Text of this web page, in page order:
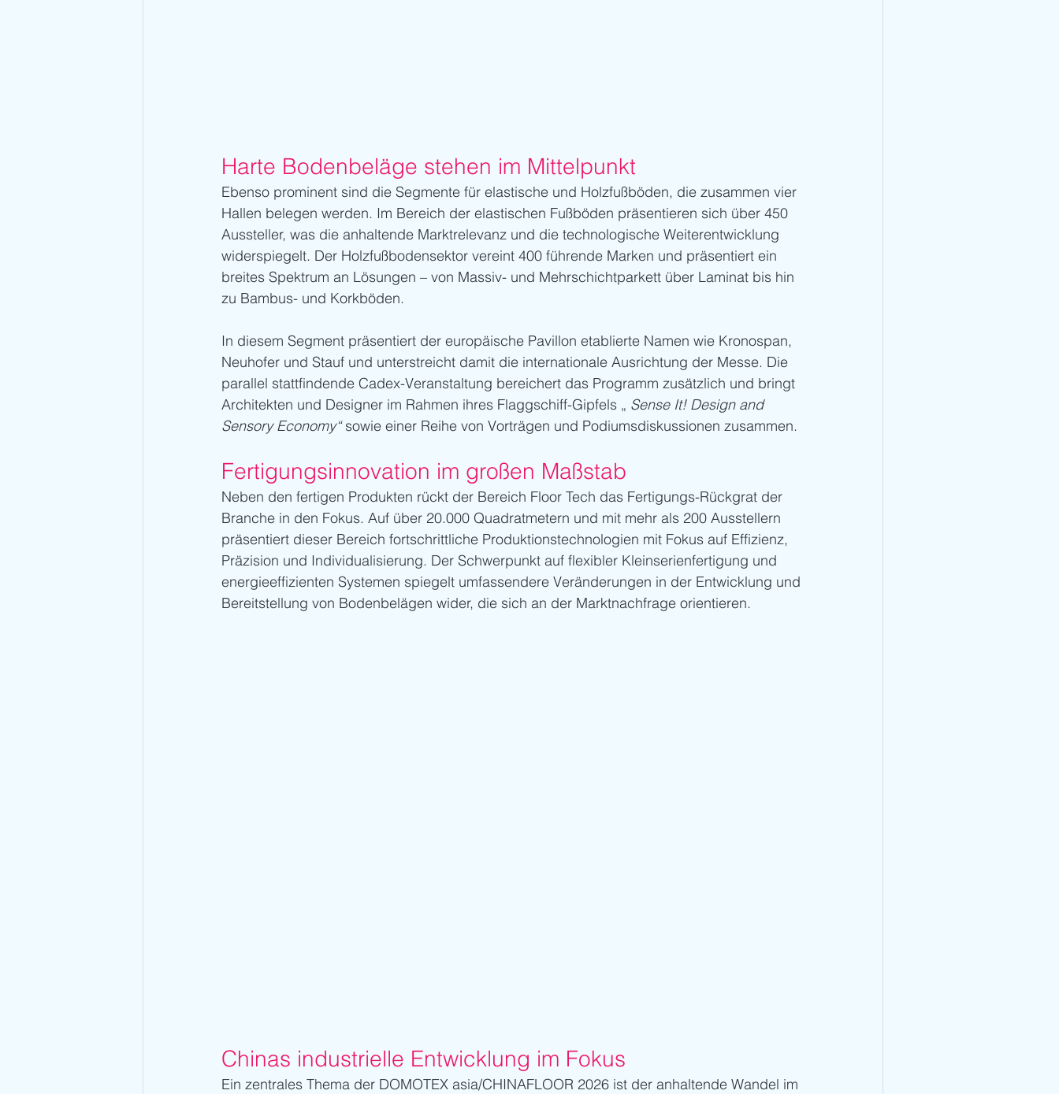
Harte Bodenbeläge stehen im Mittelpunkt
Ebenso prominent sind die Segmente für elastische und Holzfußböden, die zusammen vier
Hallen belegen werden. Im Bereich der elastischen Fußböden präsentieren sich über 450
Aussteller, was die anhaltende Marktrelevanz und die technologische Weiterentwicklung
widerspiegelt. Der Holzfußbodensektor vereint 400 führende Marken und präsentiert ein
breites Spektrum an Lösungen – von Massiv- und Mehrschichtparkett über Laminat bis hin
zu Bambus- und Korkböden.
In diesem Segment präsentiert der europäische Pavillon etablierte Namen wie Kronospan,
Neuhofer und Stauf und unterstreicht damit die internationale Ausrichtung der Messe. Die
parallel stattfindende Cadex-Veranstaltung bereichert das Programm zusätzlich und bringt
Architekten und Designer im Rahmen ihres Flaggschiff-Gipfels „ Sense It! Design and
Sensory Economy“ sowie einer Reihe von Vorträgen und Podiumsdiskussionen zusammen.
Fertigungsinnovation im großen Maßstab
Neben den fertigen Produkten rückt der Bereich Floor Tech das Fertigungs-Rückgrat der
Branche in den Fokus. Auf über 20.000 Quadratmetern und mit mehr als 200 Ausstellern
präsentiert dieser Bereich fortschrittliche Produktionstechnologien mit Fokus auf Effizienz,
Präzision und Individualisierung. Der Schwerpunkt auf flexibler Kleinserienfertigung und
energieeffizienten Systemen spiegelt umfassendere Veränderungen in der Entwicklung und
Bereitstellung von Bodenbelägen wider, die sich an der Marktnachfrage orientieren.
Chinas industrielle Entwicklung im Fokus
Ein zentrales Thema der DOMOTEX asia/CHINAFLOOR 2026 ist der anhaltende Wandel im